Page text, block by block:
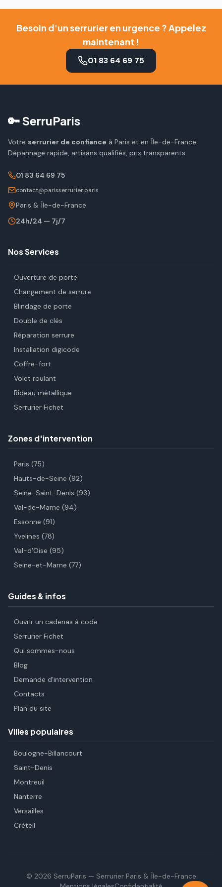
Besoin d'un serrurier en urgence ? Appelez
maintenant !
01 83 64 69 75
🔑 SerruParis
Votre serrurier de confiance à Paris et en Île-de-France.
Dépannage rapide, artisans qualifiés, prix transparents.
01 83 64 69 75
contact@parisserrurier.paris
Paris & Île-de-France
24h/24 — 7j/7
Nos Services
Ouverture de porte
Changement de serrure
Blindage de porte
Double de clés
Réparation serrure
Installation digicode
Coffre-fort
Volet roulant
Rideau métallique
Serrurier Fichet
Zones d'intervention
Paris (75)
Hauts-de-Seine (92)
Seine-Saint-Denis (93)
Val-de-Marne (94)
Essonne (91)
Yvelines (78)
Val-d'Oise (95)
Seine-et-Marne (77)
Guides & infos
Ouvrir un cadenas à code
Serrurier Fichet
Qui sommes-nous
Blog
Demande d'intervention
Contacts
Plan du site
Villes populaires
Boulogne-Billancourt
Saint-Denis
Montreuil
Nanterre
Versailles
Créteil
© 2026 SerruParis — Serrurier Paris & Île-de-France